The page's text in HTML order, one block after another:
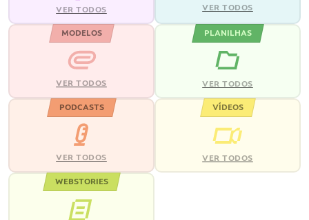
VER TODOS VER TODOS
MODELOS
VER TODOS
PLANILHAS
VER TODOS
PODCASTS
VER TODOS
VÍDEOS
VER TODOS
WEBSTORIES